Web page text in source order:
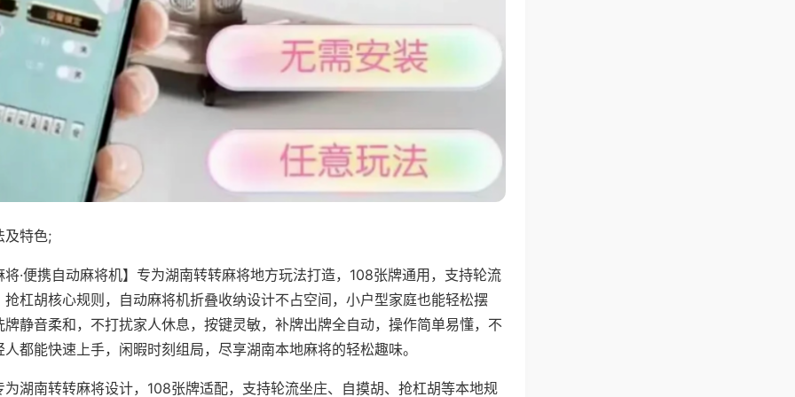
及特色;
·便携自动麻将机】专为湖南转转麻将地方玩法打造，108张牌通用，支持轮流
杠胡核心规则，自动麻将机折叠收纳设计不占空间，小户型家庭也能轻松摆
静音柔和，不打扰家人休息，按键灵敏，补牌出牌全自动，操作简单易懂，不
都能快速上手，闲暇时刻组局，尽享湖南本地麻将的轻松趣味。
为湖南转转麻将设计，108张牌适配，支持轮流坐庄、自摸胡、抢杠胡等本地规